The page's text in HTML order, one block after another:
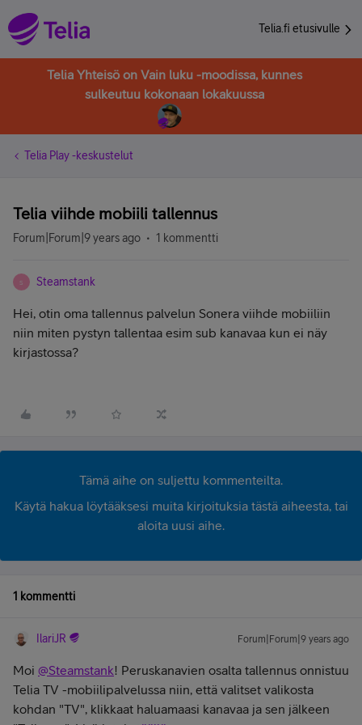
Telia.fi etusivulle
Telia Yhteisö on Vain luku -moodissa, kunnes
sulkeutuu kokonaan lokakuussa
Telia Play -keskustelut
Telia viihde mobiili tallennus
Forum|Forum|9 years ago 1 kommentti
S Steamstank
Hei, otin oma tallennus palvelun Sonera viihde mobiiliin
niin miten pystyn tallentaa esim sub kanavaa kun ei näy
kirjastossa?
Tämä aihe on suljettu kommenteilta.
Käytä hakua löytääksesi muita kirjoituksia tästä aiheesta, tai
aloita uusi aihe.
1 kommentti
IlariJR Forum|Forum|9 years ago
Moi @Steamstank! Peruskanavien osalta tallennus onnistuu
Telia TV -mobiilipalvelussa niin, että valitset valikosta
kohdan "TV", klikkaat haluamaasi kanavaa ja sen jälkeen